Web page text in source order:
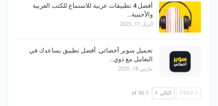
أفضل 4 تطبيقات عربية للاستماع للكتب العربية
والأجنبية…
أبريل 11, 2025
تحميل سوبر أخصائي: أفضل تطبيق يساعدك في
التعامل مع ذوي…
مارس 18, 2025
التالي 1 of 95